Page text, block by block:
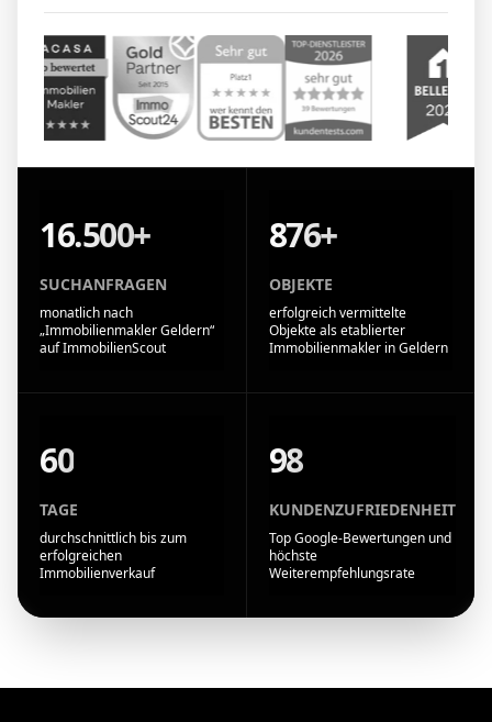
16.500+
SUCHANFRAGEN
monatlich nach
„Immobilienmakler Geldern“
auf ImmobilienScout
876+
OBJEKTE
erfolgreich vermittelte
Objekte als etablierter
Immobilienmakler in Geldern
60
TAGE
durchschnittlich bis zum
erfolgreichen
Immobilienverkauf
98
KUNDENZUFRIEDENHEIT
Top Google-Bewertungen und
höchste
Weiterempfehlungsrate